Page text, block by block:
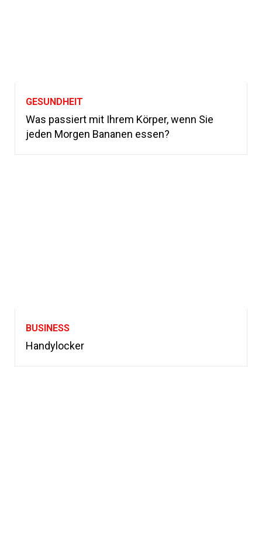
GESUNDHEIT
Was passiert mit Ihrem Körper, wenn Sie
jeden Morgen Bananen essen?
BUSINESS
Handylocker